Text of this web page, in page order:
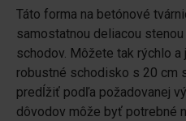
Táto forma na betónové
samostatnou deliacou
schodov. Môžete tak rýchlo
robustné schodisko s 20 cm
predĺžiť podľa požadovanej
dôvodov môže byť potrebné